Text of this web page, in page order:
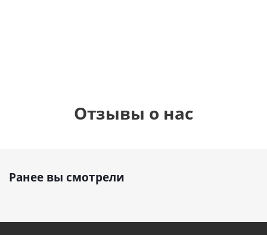
Отзывы о нас
Ранее вы смотрели